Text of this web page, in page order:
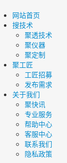
网站首页
搜技术
聚透技术
聚仪器
聚定制
聚工匠
工匠招募
发布需求
关于我们
聚快讯
专业服务
帮助中心
客服中心
联系我们
隐私政策